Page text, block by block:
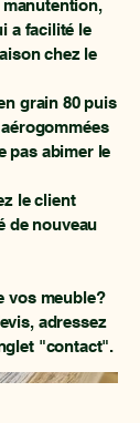
a facilité le
chez le
grain 80 puis
pas abimer le
le client
de nouveau
vos meuble?
adressez
"contact".